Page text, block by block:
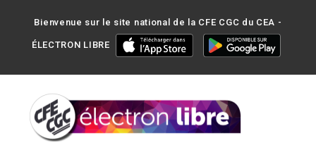
Bienvenue sur le site national de la CFE CGC du CEA -
ÉLECTRON LIBRE